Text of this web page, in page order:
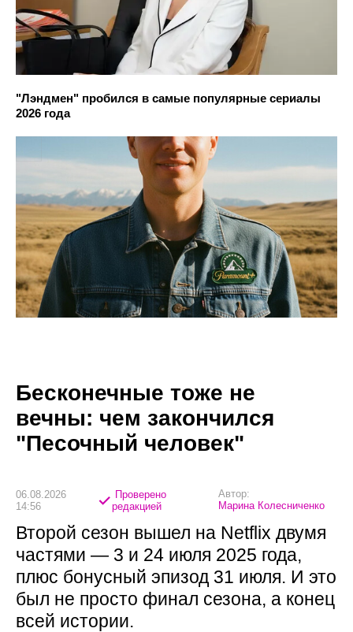
"Лэндмен" пробился в самые популярные сериалы
2026 года
Бесконечные тоже не
вечны: чем закончился
"Песочный человек"
06.08.2026
14:56
Проверено
редакцией
Автор:
Марина Колесниченко
Второй сезон вышел на Netflix двумя
частями — 3 и 24 июля 2025 года,
плюс бонусный эпизод 31 июля. И это
был не просто финал сезона, а конец
всей истории.